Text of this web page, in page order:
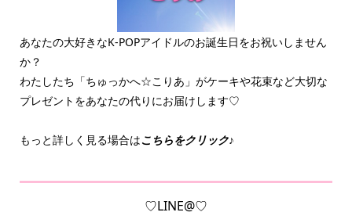
あなたの大好きなK-POPアイドルのお誕生日をお祝いしません
か？
わたしたち「ちゅっかへ☆こりあ」がケーキや花束など大切な
プレゼントをあなたの代りにお届けします♡
もっと詳しく見る場合はこちらをクリック♪
♡LINE@♡